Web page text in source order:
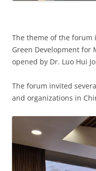
The theme of the forum
Green Development for
opened by Dr. Luo Hui
The forum invited
and organizations in